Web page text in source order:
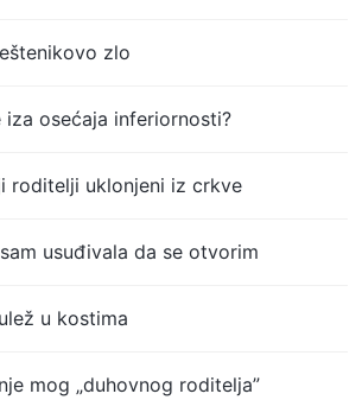
zlo
iza osećaja inferiornosti?
roditelji uklonjeni iz crkve
usuđivala da se otvorim
u kostima
mog „duhovnog roditelja”